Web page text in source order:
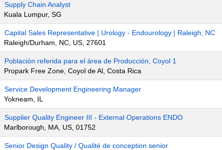
Supply Chain Analyst
Kuala Lumpur, SG
Capital Sales Representative | Urology - Endourology | Raleigh, NC
Raleigh/Durham, NC, US, 27601
Población referida para el área de Producción, Coyol 1
Propark Free Zone, Coyol de Al, Costa Rica
Service Development Engineering Manager
Yokneam, IL
Supplier Quality Engineer III - External Operations ENDO
Marlborough, MA, US, 01752
Senior Design Quality / Qualité de conception senior